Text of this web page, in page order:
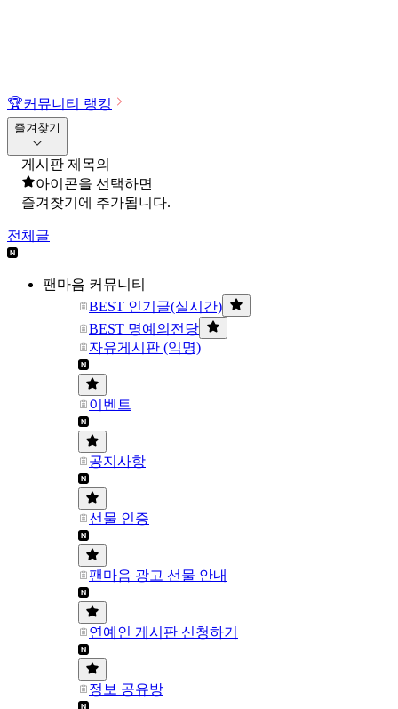
🏆커뮤니티 랭킹
즐겨찾기
게시판 제목의
아이콘을 선택하면
즐겨찾기에 추가됩니다.
전체글
팬마음 커뮤니티
BEST 인기글(실시간)
BEST 명예의전당
자유게시판 (익명)
이벤트
공지사항
선물 인증
팬마음 광고 선물 안내
연예인 게시판 신청하기
정보 공유방